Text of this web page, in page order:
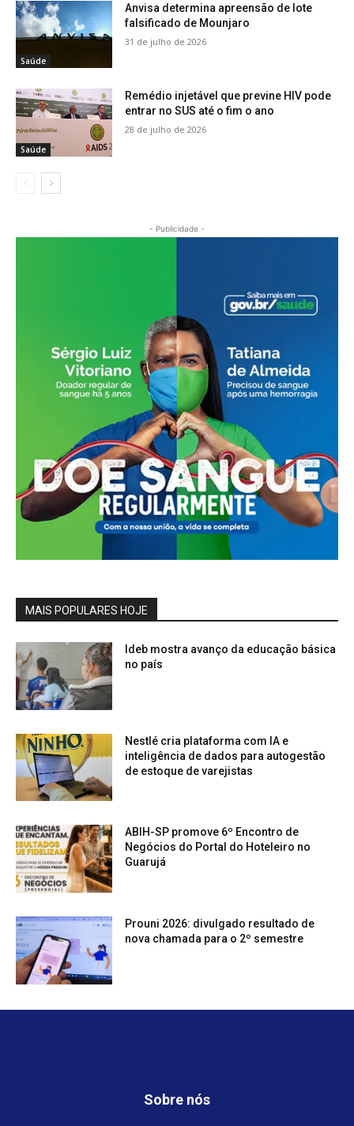
Saúde
Anvisa determina apreensão de lote
falsificado de Mounjaro
31 de julho de 2026
Saúde
Remédio injetável que previne HIV pode
entrar no SUS até o fim o ano
28 de julho de 2026
- Publicidade -
MAIS POPULARES HOJE
Ideb mostra avanço da educação básica
no país
Nestlé cria plataforma com IA e
inteligência de dados para autogestão
de estoque de varejistas
ABIH-SP promove 6º Encontro de
Negócios do Portal do Hoteleiro no
Guarujá
Prouni 2026: divulgado resultado de
nova chamada para o 2º semestre
Sobre nós